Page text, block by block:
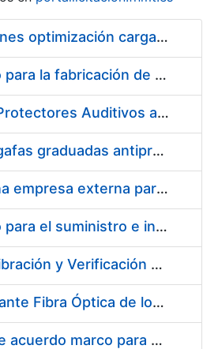
Pliego condiciones optimización cargas compras firmado
Acuerdo marco para la fabricación de piezas
Suministro de Protectores Auditivos a medida para las personas trabajadoras de los Centros de Trabajo de Madrid y Burgos
Suministro de gafas graduadas antiproyecciones para los trabajadores de la FNMT-RCM en los centros de trabajo de Madrid y Burgos
Servicios de una empresa externa para el asesoramiento y resolución de los recursos de alzada que se presentan relacionados con procesos de selección para la FNMT-RCM
Acuerdo marco para el suministro e instalación de persianas, estores y otros complementos
Servicio de Calibración y Verificación Externa de los Equipos de Medición del Servicio de Prevención de la FNMT-RCM
Conexión mediante Fibra Óptica de los Centros de Proceso de Datos (CPDs) de las sedes de la FNMT-RCM de Burgos y Madrid
Contratación de acuerdo marco para el Suministro de Material de Electricidad para la Fábrica Nacional de Moneda y Timbre-Real Casa de la Moneda en su centro de trabajo de Burgos